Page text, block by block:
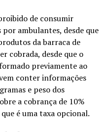
de consumir
ambulantes, desde que
da barraca de
cobrada, desde que o
previamente ao
conter informações
e peso dos
a cobrança de 10%
é uma taxa opcional.